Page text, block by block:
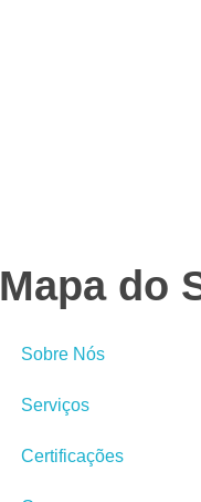
Mapa do
Sobre Nós
Serviços
Certificações